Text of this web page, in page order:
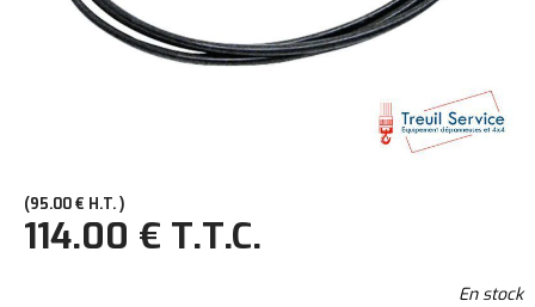
95.00€ H.T.
114.00 € T.T.C.
En stock